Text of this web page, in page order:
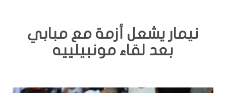
نيمار يشعل أزمة مع مبابي
بعد لقاء مونبيلييه